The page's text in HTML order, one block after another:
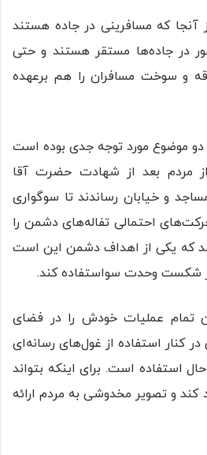
آنجا که مسافرینی در جاده هستند
در جاده‌ها مستقر هستند و حتی
و سوخت مسافران را هم برعهده
دو موضوع مورد توجه جدی بوده است
از مردم بعد از شهادت حضرت آقا
و خیابان رساندند تا سوگواری
احتمالی تفاله‌های دشمن را
که یکی از اهداف دشمن این است
شکست وحدت سواستفاده کند.
تمام عملیات خودش را در فضای
کنار استفاده از غول‌های رسانه‌ای
استفاده است. برای اینکه بتواند
کند و تصویر مخدوشی به مردم ارائه